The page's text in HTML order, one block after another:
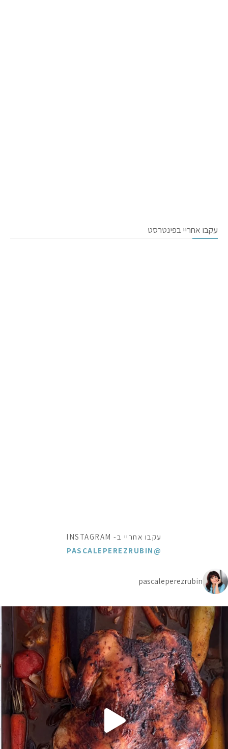
עקבו אחריי בפינטרסט
עקבו אחריי ב- INSTAGRAM
@PASCALEPEREZRUBIN
pascaleperezrubin